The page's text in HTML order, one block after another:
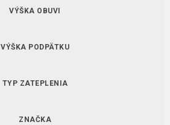
VÝŠKA OBUVI
VÝŠKA PODPÄTKU
TYP ZATEPLENIA
ZNAČKA